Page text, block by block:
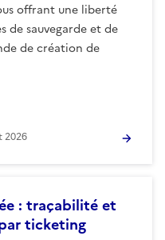
offrant une liberté
de sauvegarde et de
de création de
2026
: traçabilité et
ticketing